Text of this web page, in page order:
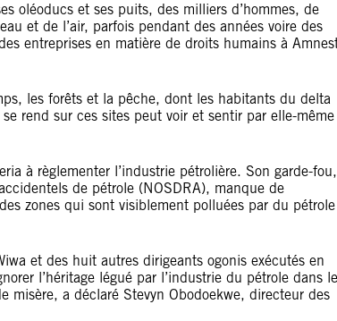
oléoducs et ses puits, des milliers d’hommes, de
eau et de l’air, parfois pendant des années voire des
entreprises en matière de droits humains à
les forêts et la pêche, dont les habitants du delta
rend sur ces sites peut voir et sentir par elle-
à règlementer l’industrie pétrolière. Son garde-fou,
de pétrole (NOSDRA), manque de
zones qui sont visiblement polluées par du pétrole
et des huit autres dirigeants ogonis exécutés en
l’héritage légué par l’industrie du pétrole dans le
misère, a déclaré Stevyn Obodoekwe, directeur des